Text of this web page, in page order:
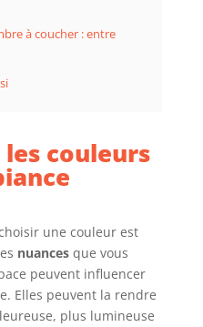
à coucher : entre
couleurs
une couleur est
nuancesque vous
peuvent influencer
Elles peuvent la rendre
plus lumineuse